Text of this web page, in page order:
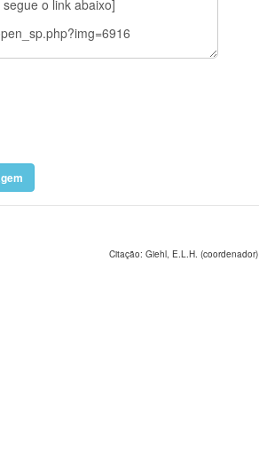
Citação: Giehl, E.L.H.